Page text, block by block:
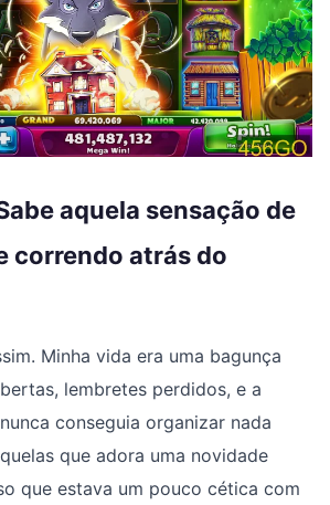
aquela sensação de
correndo atrás do
Minha vida era uma bagunça
lembretes perdidos, e a
conseguia organizar nada
que adora uma novidade
que estava um pouco cética com